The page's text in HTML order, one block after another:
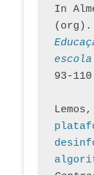
In
(org).
93-